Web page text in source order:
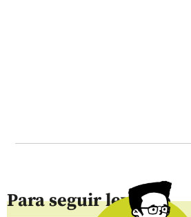
Para seguir leyendo